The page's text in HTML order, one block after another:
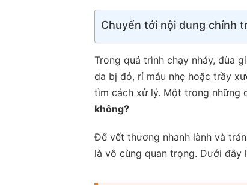
Chuyển tới nội dung chính
Trong quá trình chạy nhảy, đùa
da bị đỏ, rỉ máu nhẹ hoặc trầy
tìm cách xử lý. Một trong những
không?
Để vết thương nhanh lành và
là vô cùng quan trọng. Dưới đây